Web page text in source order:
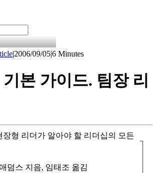
|2006/09/05|6 Minutes
본 가이드. 팀장 리
장형 리더가 알아야 할 리더십의 모든
덤스 지음, 임태조 옮김